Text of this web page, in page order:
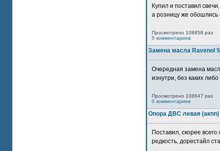
Купил и поставил
а розницу же обошлись
Просмотрено 108858 раз
0 комментариев
Замена масла Ravenol
Очередная замена
изнутри, без каких
Просмотрено 108647 раз
0 комментариев
Опора ДВС левая (акпп)
Поставил, скорее
редкость, дорестайл